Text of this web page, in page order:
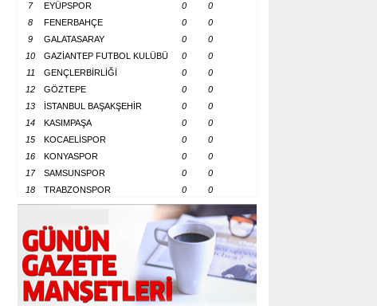
7
EYÜPSPOR 0
0
8
FENERBAHÇE 0
0
9
GALATASARAY 0
0
10
GAZİANTEP FUTBOL KULÜBÜ 0
0
11
GENÇLERBİRLİĞİ 0
0
12
GÖZTEPE 0
0
13
İSTANBUL BAŞAKŞEHİR 0
0
14
KASIMPAŞA 0
0
15
KOCAELİSPOR 0
0
16
KONYASPOR 0
0
17
SAMSUNSPOR 0
0
18
TRABZONSPOR 0 0